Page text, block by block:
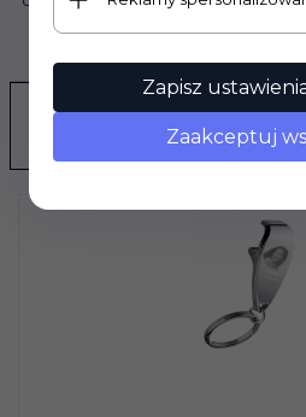
Zapisz
Zaakceptuj